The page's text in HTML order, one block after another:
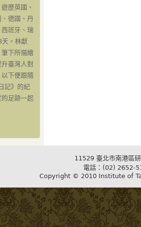
歷英國、
德國、丹
班牙、瑞
。林獻
下所描繪
臺灣人對
下便跟隨
記》的紀
足跡一起
11529 臺北市南港區
電話：(02) 2652-
Copyright © 2010 Institute of